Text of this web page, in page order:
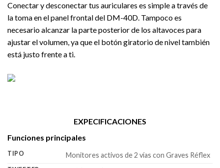
Conectar y desconectar tus auriculares es simple a través de
la toma en el panel frontal del DM-40D. Tampoco es
necesario alcanzar la parte posterior de los altavoces para
ajustar el volumen, ya que el botón giratorio de nivel también
está justo frente a ti.
EXPECIFICACIONES
Funciones principales
TIPO Monitores activos de 2 vías con Graves Réflex